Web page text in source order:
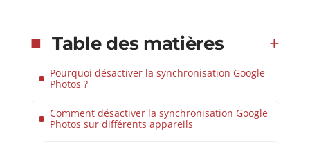
Table des matières
Pourquoi désactiver la synchronisation Google
Photos ?
Comment désactiver la synchronisation Google
Photos sur différents appareils